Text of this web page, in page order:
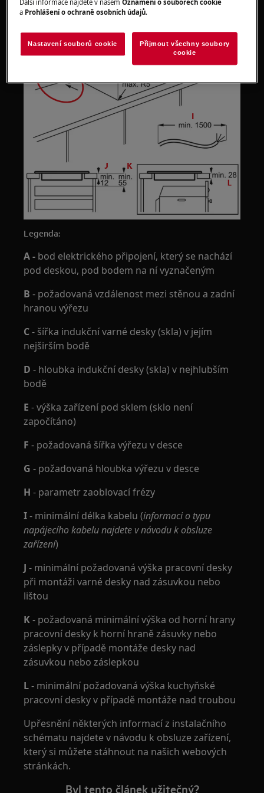
Legenda:
A - bod elektrického připojení, který se nachází
pod deskou, pod bodem na ní vyznačeným
B - požadovaná vzdálenost mezi stěnou a zadní
hranou výřezu
C- šířka indukční varné desky (skla) v jejím
nejširším bodě
D - hloubka indukční desky (skla) v nejhlubším
bodě
E - výška zařízení pod sklem (sklo není
započítáno)
F - požadovaná šířka výřezu v desce
G - požadovaná hloubka výřezu v desce
H - parametr zaoblovací frézy
I- minimální délka kabelu (informaci o typu
napájecího kabelu najdete v návodu k obsluze
zařízení)
J - minimální požadovaná výška pracovní desky
při montáži varné desky nad zásuvkou nebo
lištou
K- požadovaná minimální výška od horní hrany
pracovní desky k horní hraně zásuvky nebo
záslepky v případě montáže desky nad
zásuvkou nebo záslepkou
L- minimální požadovaná výška kuchyňské
pracovní desky v případě montáže nad troubou
Upřesnění některých informací z instalačního
schématu najdete v návodu k obsluze zařízení,
který si můžete stáhnout na našich webových
stránkách.
Byl tento článek užitečný?
Další informace najdete v našemOznámení o souborech cookie
a Prohlášení o ochraně osobních údajů.
Nastavení souborů cookie
Přijmout všechny soubory
cookie